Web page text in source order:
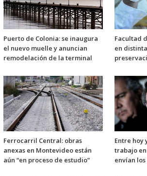
Puerto de Colonia: se inaugura
el nuevo muelle y anuncian
remodelación de la terminal
Facultad
en
Ferrocarril Central: obras
anexas en Montevideo están
aún “en proceso de estudio”
Entre hoy
trabajo en
envían